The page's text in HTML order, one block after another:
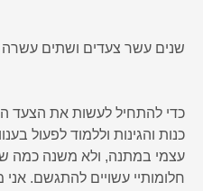
שנים עשר צעדים ושתים עשרה
כדי להתחיל לעשות את הצעד
כנות והגינות וללמוד לפעול
עצמי במתנה, ולא משנה כמה
חלומותיי עשויים להתגשם.